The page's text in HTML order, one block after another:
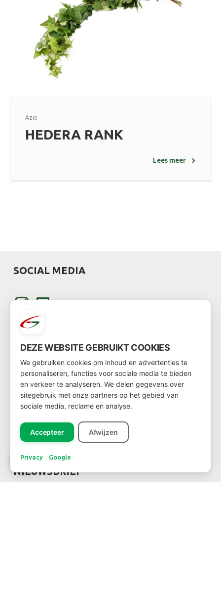
Azië
HEDERA RANK
Lees meer
SOCIAL MEDIA
KLANT WORDEN
Wil je klant worden?
NIEUWSBRIEF
DEZE WEBSITE GEBRUIKT COOKIES
We gebruiken cookies om inhoud en advertenties te
personaliseren, functies voor sociale media te bieden
en verkeer te analyseren. We delen gegevens over
sitegebruik met onze partners op het gebied van
sociale media, reclame en analyse.
Accepteer Afwijzen
Privacy Google